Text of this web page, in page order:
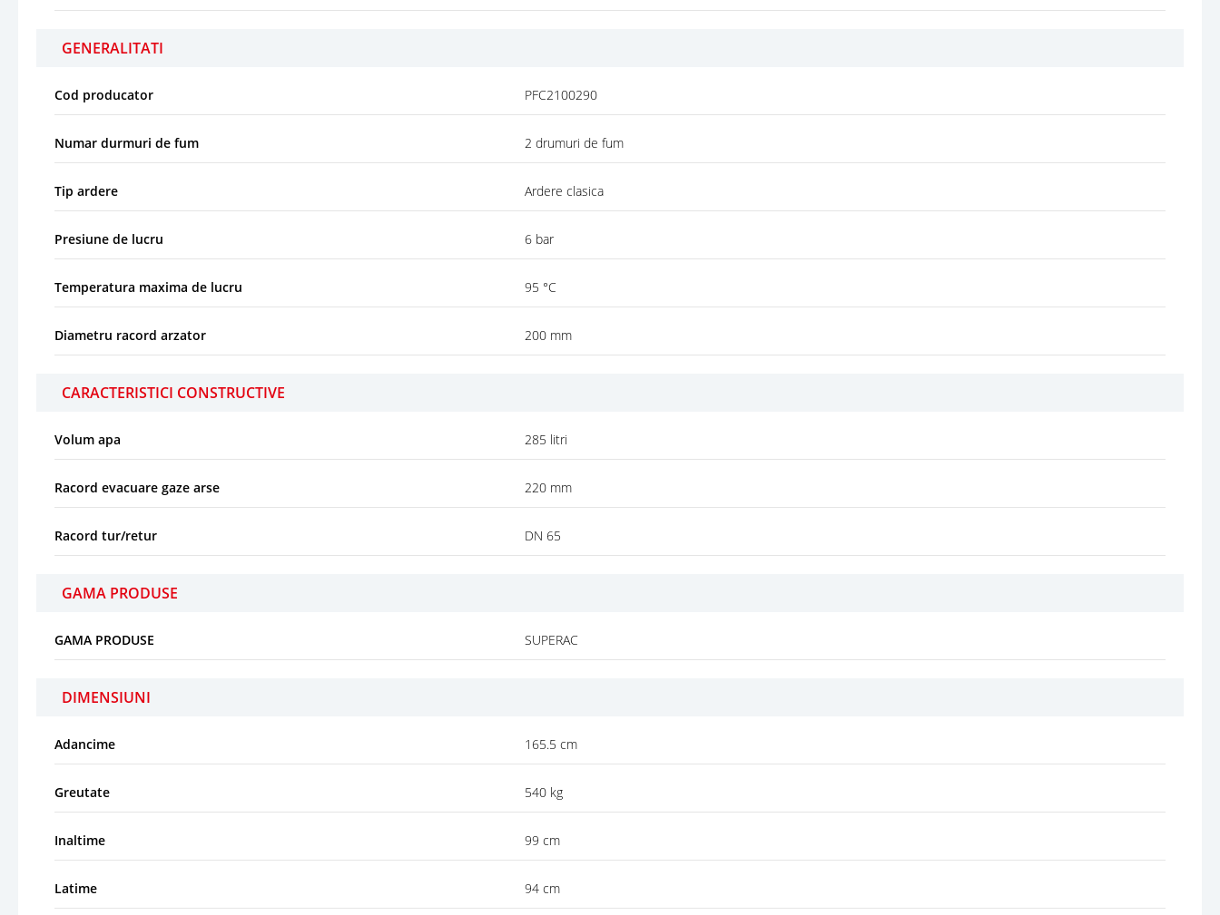
GENERALITATI
Cod producator PFC2100290
Numar durmuri de fum 2 drumuri de fum
Tip ardere Ardere clasica
Presiune de lucru 6 bar
Temperatura maxima de lucru 95 °C
Diametru racord arzator 200 mm
CARACTERISTICI CONSTRUCTIVE
Volum apa 285 litri
Racord evacuare gaze arse 220 mm
Racord tur/retur DN 65
GAMA PRODUSE
GAMA PRODUSE SUPERAC
DIMENSIUNI
Adancime 165.5 cm
Greutate 540 kg
Inaltime 99 cm
Latime 94 cm